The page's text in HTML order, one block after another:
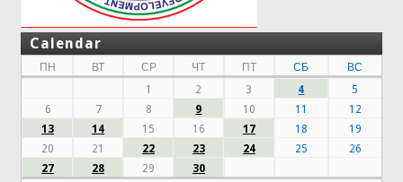
Calendar
ПН ВТ СР ЧТ ПТ СБ
ВС
1
2 3 4
5
6
7 8 9 10 11
12
13
14 15 16 17 18
19
20
21 22 23 24 25
26
27
28 29 30